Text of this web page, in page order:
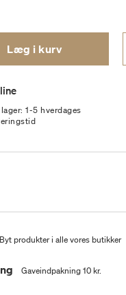
Læg i kurv
lager: 1-5 hverdages
Byt produkter i alle vores butikker
Gaveindpakning 10 kr.